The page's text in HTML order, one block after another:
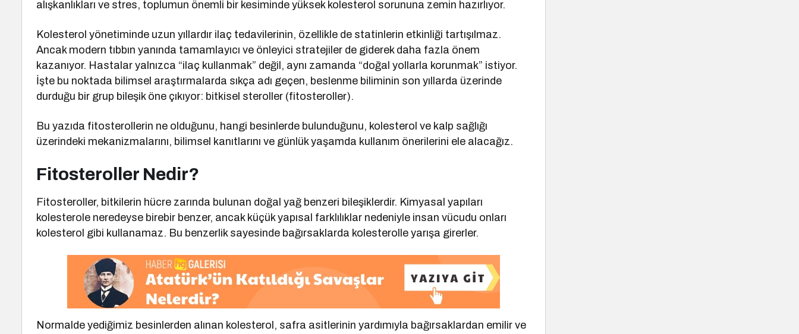
alışkanlıkları ve stres, toplumun önemli bir kesiminde yüksek kolesterol sorununa zemin hazırlıyor.
Kolesterol yönetiminde uzun yıllardır ilaç tedavilerinin, özellikle de statinlerin etkinliği tartışılmaz.
Ancak modern tıbbın yanında tamamlayıcı ve önleyici stratejiler de giderek daha fazla önem
kazanıyor. Hastalar yalnızca “ilaç kullanmak” değil, aynı zamanda “doğal yollarla korunmak” istiyor.
İşte bu noktada bilimsel araştırmalarda sıkça adı geçen, beslenme biliminin son yıllarda üzerinde
durduğu bir grup bileşik öne çıkıyor: bitkisel steroller (fitosteroller).
Bu yazıda fitosterollerin ne olduğunu, hangi besinlerde bulunduğunu, kolesterol ve kalp sağlığı
üzerindeki mekanizmalarını, bilimsel kanıtlarını ve günlük yaşamda kullanım önerilerini ele alacağız.
Fitosteroller Nedir?
Fitosteroller, bitkilerin hücre zarında bulunan doğal yağ benzeri bileşiklerdir. Kimyasal yapıları
kolesterole neredeyse birebir benzer, ancak küçük yapısal farklılıklar nedeniyle insan vücudu onları
kolesterol gibi kullanamaz. Bu benzerlik sayesinde bağırsaklarda kolesterolle yarışa girerler.
Normalde yediğimiz besinlerden alınan kolesterol, safra asitlerinin yardımıyla bağırsaklardan emilir ve